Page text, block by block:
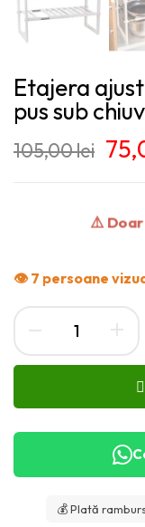
Etajera
pus sub
105,00 lei
⚠️ Doar
👁️ 7 persoane
💰 Plată